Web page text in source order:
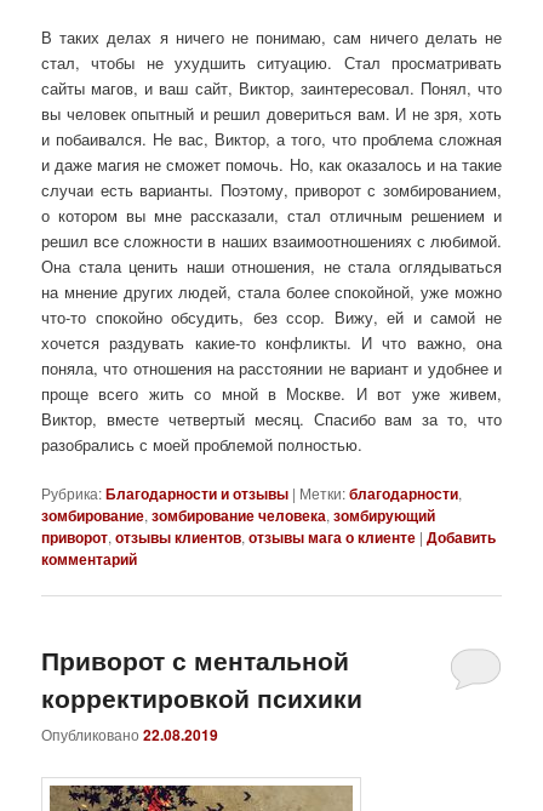
В таких делах я ничего не понимаю, сам ничего делать не
стал, чтобы не ухудшить ситуацию. Стал просматривать
сайты магов, и ваш сайт, Виктор, заинтересовал. Понял, что
вы человек опытный и решил довериться вам. И не зря, хоть
и побаивался. Не вас, Виктор, а того, что проблема сложная
и даже магия не сможет помочь. Но, как оказалось и на такие
случаи есть варианты. Поэтому, приворот с зомбированием,
о котором вы мне рассказали, стал отличным решением и
решил все сложности в наших взаимоотношениях с любимой.
Она стала ценить наши отношения, не стала оглядываться
на мнение других людей, стала более спокойной, уже можно
что-то спокойно обсудить, без ссор. Вижу, ей и самой не
хочется раздувать какие-то конфликты. И что важно, она
поняла, что отношения на расстоянии не вариант и удобнее и
проще всего жить со мной в Москве. И вот уже живем,
Виктор, вместе четвертый месяц. Спасибо вам за то, что
разобрались с моей проблемой полностью.
Рубрика:Благодарности и отзывы | Метки:благодарности,
зомбирование,зомбирование человека,зомбирующий
приворот,отзывы клиентов,отзывы мага о клиенте |Добавить
комментарий
Приворот с ментальной
корректировкой психики
Опубликовано22.08.2019